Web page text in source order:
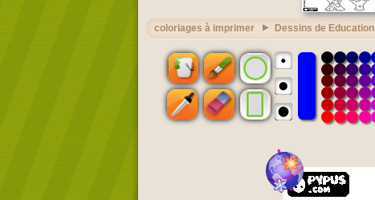
coloriages à imprimer Dessins de Education